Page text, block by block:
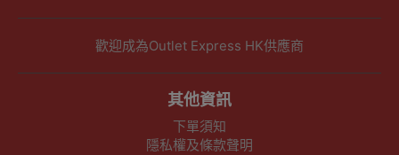
歡迎成為Outlet Express HK供應商
其他資訊
下單須知
隱私權及條款聲明